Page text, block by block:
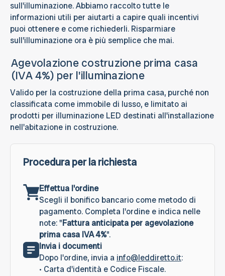
sull'illuminazione. Abbiamo raccolto tutte le
informazioni utili per aiutarti a capire quali incentivi
puoi ottenere e come richiederli. Risparmiare
sull’illuminazione ora è più semplice che mai.
Agevolazione costruzione prima casa
(IVA 4%) per l'illuminazione
Valido per la costruzione della prima casa, purché non
classificata come immobile di lusso, e limitato ai
prodotti per illuminazione LED destinati all'installazione
nell'abitazione in costruzione.
Procedura per la richiesta
Effettua l'ordine
Scegli il bonifico bancario come metodo di
pagamento. Completa l'ordine e indica nelle
note: "Fattura anticipata per agevolazione
prima casa IVA 4%".
Invia i documenti
Dopo l'ordine, invia a info@leddiretto.it:
• Carta d'identità e Codice Fiscale.